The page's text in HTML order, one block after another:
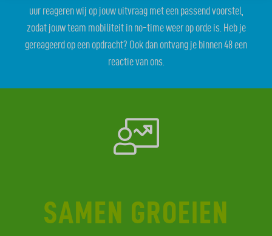
uur reageren wij op jouw uitvraag met een passend voorstel,
zodat jouw team mobiliteit in no-time weer op orde is. Heb je
gereageerd op een opdracht? Ook dan ontvang je binnen 48 een
reactie van ons.
SAMEN GROEIEN